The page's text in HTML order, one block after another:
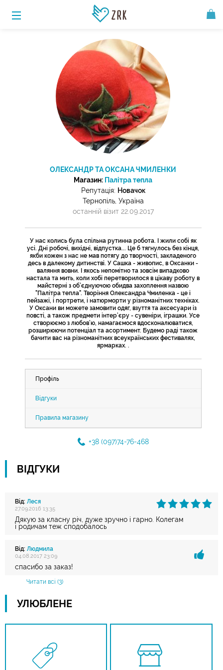
ОЛЕКСАНДР ТА ОКСАНА ЧМИЛЕНКИ
Магазин: Палітра тепла
Репутація: Новачок
Тернопіль, Україна
останній візит 22.09.2017
У нас колись була спільна рутинна робота. І жили собі як
усі. Дні робочі, вихідні, відпустка... Це б тягнулось без кінця,
якби кожен з нас не мав потягу до творчості, закладеного
десь в далекому дитинстві. У Сашка - живопис, в Оксанки -
валяння вовни. І якось непомітно та зовсім випадково
настала та мить, коли хобі перетворилося в цікаву роботу в
майстерні з об’єднуючою обидва захоплення назвою
"Палітра тепла". Творіння Олександра Чмиленка - це і
пейзажі, і портрети, і натюрморти у різноманітних техніках.
У Оксани ви можете замовити одяг, взуття та аксесуари із
повсті, а також предмети інтер’єру - сувеніри, іграшки. Усе
створюємо з любов’ю, намагаємося вдосконалюватися,
розширюючи потенціал та асортимент. Будемо раді також
бачити вас на різноманітних всеукраїнських фестивалях,
ярмарках. .
Профіль
Відгуки
Правила магазину
+38 (097)74-76-468
ВІДГУКИ
Від: Леся
27.09.2016 13:35
Дякую за класну річ, дуже зручно і гарно. Колегам
і родичам теж сподобалось
Від: Людмила
04.08.2017 23:09
спасибо за заказ!
Читати всі (3)
УЛЮБЛЕНЕ